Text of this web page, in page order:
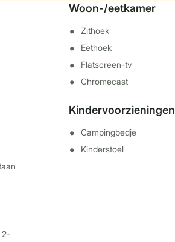
2-
Woon-/eetkamer
Zithoek
Eethoek
Flatscreen-tv
Chromecast
Kindervoorzieningen
Campingbedje
Kinderstoel